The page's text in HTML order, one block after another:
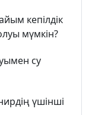
кепілдік
мүмкін?
су
үшінші